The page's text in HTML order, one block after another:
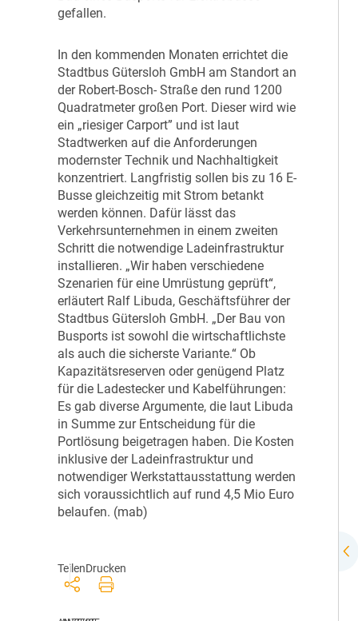
gefallen.
n den kommenden Monaten errichtet die
Stadtbus Gütersloh GmbH am Standort an
der Robert-Bosch- Straße den rund 1200
Quadratmeter großen Port. Dieser wird wie
ein „riesiger Carport” und ist laut
Stadtwerken auf die Anforderungen
modernster Technik und Nachhaltigkeit
konzentriert. Langfristig sollen bis zu 16 E-
Busse gleichzeitig mit Strom betankt
werden können. Dafür lässt das
Verkehrsunternehmen in einem zweiten
Schritt die notwendige Ladeinfrastruktur
installieren. „Wir haben verschiedene
Szenarien für eine Umrüstung geprüft“,
erläutert Ralf Libuda, Geschäftsführer der
Stadtbus Gütersloh GmbH. „Der Bau von
Busports ist sowohl die wirtschaftlichste
als auch die sicherste Variante.“ Ob
Kapazitätsreserven oder genügend Platz
für die Ladestecker und Kabelführungen:
Es gab diverse Argumente, die laut Libuda
in Summe zur Entscheidung für die
Portlösung beigetragen haben. Die Kosten
inklusive der Ladeinfrastruktur und
notwendiger Werkstattausstattung werden
sich voraussichtlich auf rund 4,5 Mio Euro
belaufen. (mab)
TeilenDrucken